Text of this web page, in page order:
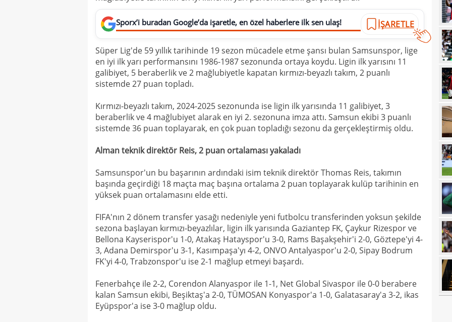
Sporx’i buradan Google’da işaretle, en özel haberlere ilk sen ulaş! İŞARETLE
Süper Lig'de 59 yıllık tarihinde 19 sezon mücadele etme şansı bulan Samsunspor, lige
en iyi ilk yarı performansını 1986-1987 sezonunda ortaya koydu. Ligin ilk yarısını 11
galibiyet, 5 beraberlik ve 2 mağlubiyetle kapatan kırmızı-beyazlı takım, 2 puanlı
sistemde 27 puan topladı.
Kırmızı-beyazlı takım, 2024-2025 sezonunda ise ligin ilk yarısında 11 galibiyet, 3
beraberlik ve 4 mağlubiyet alarak en iyi 2. sezonuna imza attı. Samsun ekibi 3 puanlı
sistemde 36 puan toplayarak, en çok puan topladığı sezonu da gerçekleştirmiş oldu.
Alman teknik direktör Reis, 2 puan ortalaması yakaladı
Samsunspor'un bu başarının ardındaki isim teknik direktör Thomas Reis, takımın
başında geçirdiği 18 maçta maç başına ortalama 2 puan toplayarak kulüp tarihinin en
yüksek puan ortalamasını elde etti.
FIFA'nın 2 dönem transfer yasağı nedeniyle yeni futbolcu transferinden yoksun şekilde
sezona başlayan kırmızı-beyazlılar, ligin ilk yarısında Gaziantep FK, Çaykur Rizespor ve
Bellona Kayserispor'u 1-0, Atakaş Hatayspor'u 3-0, Rams Başakşehir'i 2-0, Göztepe'yi 4-
3, Adana Demirspor'u 3-1, Kasımpaşa'yı 4-2, ONVO Antalyaspor'u 2-0, Sipay Bodrum
FK'yi 4-0, Trabzonspor'u ise 2-1 mağlup etmeyi başardı.
Fenerbahçe ile 2-2, Corendon Alanyaspor ile 1-1, Net Global Sivaspor ile 0-0 berabere
kalan Samsun ekibi, Beşiktaş'a 2-0, TÜMOSAN Konyaspor'a 1-0, Galatasaray'a 3-2, ikas
Eyüpspor'a ise 3-0 mağlup oldu.
oldu
hiç